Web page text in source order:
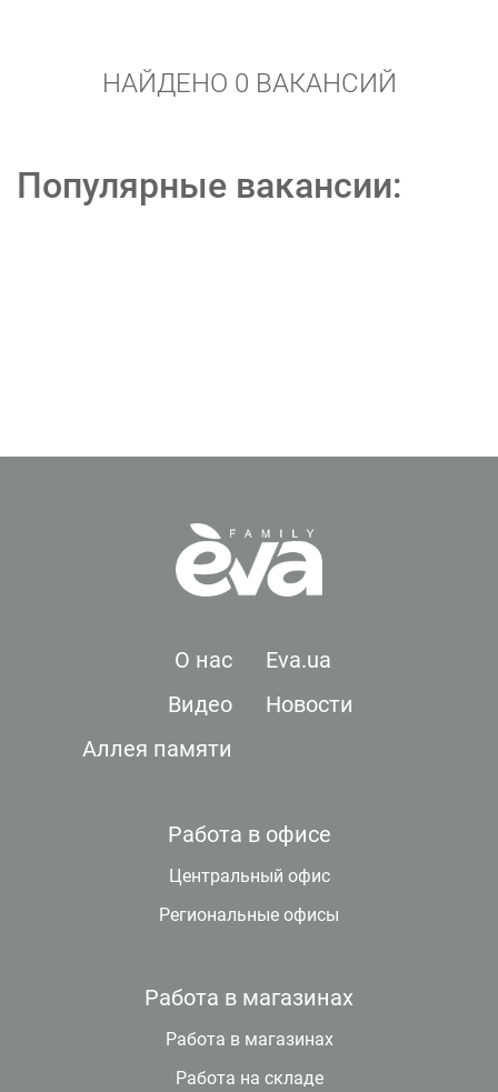
НАЙДЕНО 0 ВАКАНСИЙ
Популярные вакансии:
О нас
Eva.ua
Видео
Новости
Аллея памяти
Работа в офисе
Центральный офис
Региональные офисы
Работа в магазинах
Работа в магазинах
Работа на складе